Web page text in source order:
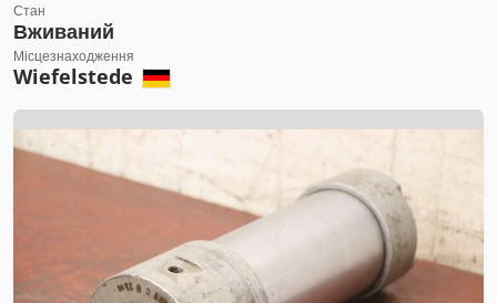
Стан
Вживаний
Місцезнаходження
Wiefelstede